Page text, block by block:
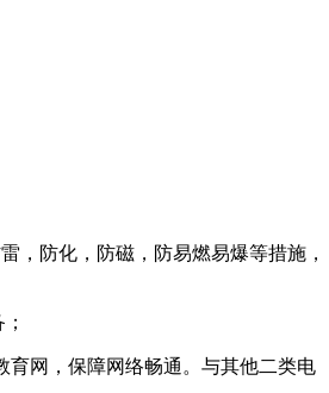
，防化，防磁，防易燃易爆等措施，
育网，保障网络畅通。与其他二类电